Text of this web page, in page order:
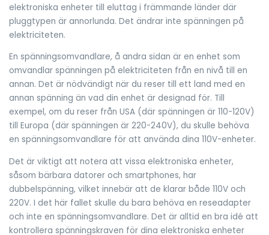
elektroniska enheter till eluttag i främmande länder där
pluggtypen är annorlunda. Det ändrar inte spänningen på
elektriciteten.
En spänningsomvandlare, å andra sidan är en enhet som
omvandlar spänningen på elektriciteten från en nivå till en
annan. Det är nödvändigt när du reser till ett land med en
annan spänning än vad din enhet är designad för. Till
exempel, om du reser från USA (där spänningen är 110-120V)
till Europa (där spänningen är 220-240V), du skulle behöva
en spänningsomvandlare för att använda dina 110V-enheter.
Det är viktigt att notera att vissa elektroniska enheter,
såsom bärbara datorer och smartphones, har
dubbelspänning, vilket innebär att de klarar både 110V och
220V. I det här fallet skulle du bara behöva en reseadapter
och inte en spänningsomvandlare. Det är alltid en bra idé att
kontrollera spänningskraven för dina elektroniska enheter